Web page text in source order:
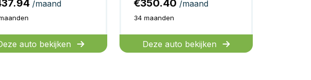
/maand
auto bekijken
€350.40 /maand
34 maanden
Deze auto bekijken